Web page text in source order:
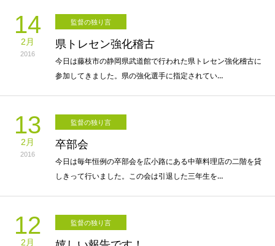
14
2月
2016
監督の独り言
県トレセン強化稽古
今日は藤枝市の静岡県武道館で行われた県トレセン強化稽古に
参加してきました。県の強化選手に指定されてい…
13
2月
2016
監督の独り言
卒部会
今日は毎年恒例の卒部会を広小路にある中華料理店の二階を貸
しきって行いました。この会は引退した三年生を…
12
2月
監督の独り言